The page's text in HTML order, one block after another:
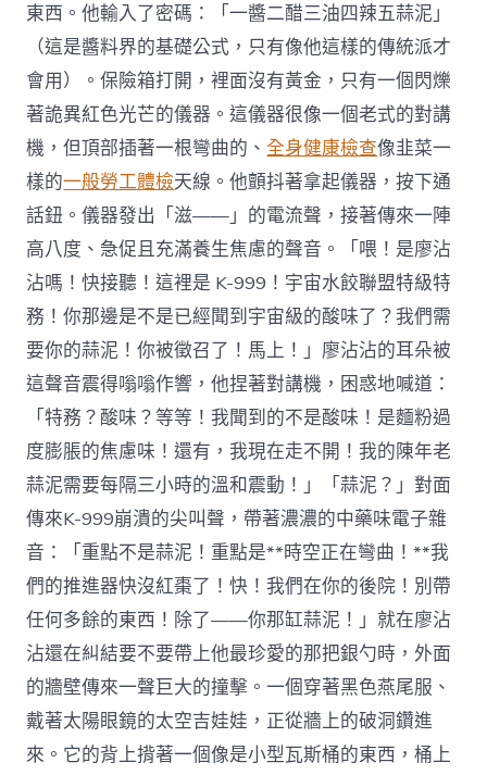
東西。他輸入了密碼：「一醬二醋三油四辣五蒜泥」
（這是醬料界的基礎公式，只有像他這樣的傳統派才
會用）。保險箱打開，裡面沒有黃金，只有一個閃爍
著詭異紅色光芒的儀器。這儀器很像一個老式的對講
機，但頂部插著一根彎曲的、全身健康檢查像韭菜一
樣的一般勞工體檢天線。他顫抖著拿起儀器，按下通
話鈕。儀器發出「滋——」的電流聲，接著傳來一陣
高八度、急促且充滿養生焦慮的聲音。「喂！是廖沾
沾嗎！快接聽！這裡是 K-999！宇宙水餃聯盟特級特
務！你那邊是不是已經聞到宇宙級的酸味了？我們需
要你的蒜泥！你被徵召了！馬上！」廖沾沾的耳朵被
這聲音震得嗡嗡作響，他捏著對講機，困惑地喊道：
「特務？酸味？等等！我聞到的不是酸味！是麵粉過
度膨脹的焦慮味！還有，我現在走不開！我的陳年老
蒜泥需要每隔三小時的溫和震動！」「蒜泥？」對面
傳來K-999崩潰的尖叫聲，帶著濃濃的中藥味電子雜
音：「重點不是蒜泥！重點是**時空正在彎曲！**我
們的推進器快沒紅棗了！快！我們在你的後院！別帶
任何多餘的東西！除了——你那缸蒜泥！」就在廖沾
沾還在糾結要不要帶上他最珍愛的那把銀勺時，外面
的牆壁傳來一聲巨大的撞擊。一個穿著黑色燕尾服、
戴著太陽眼鏡的太空吉娃娃，正從牆上的破洞鑽進
來。它的背上揹著一個像是小型瓦斯桶的東西，桶上